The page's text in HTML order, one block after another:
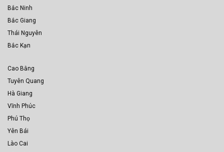
Bắc Ninh
Bắc Giang
Thái Nguyên
Bắc Kạn
Cao Bằng
Tuyên Quang
Hà Giang
Vĩnh Phúc
Phú Thọ
Yên Bái
Lào Cai